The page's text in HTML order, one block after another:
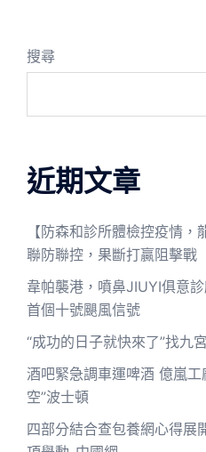
搜尋
近期文章
【防森和診所體檢控疫情
聯防聯控，果斷打贏阻擊戰
韋帕襲港，噴鼻JIUYI俱意
首個十號颶風信號
“成功的日子就快來了”找九
酒吧緊急調車運啤酒 億嵐
空”波士頓
四部分結合查包養網心得展